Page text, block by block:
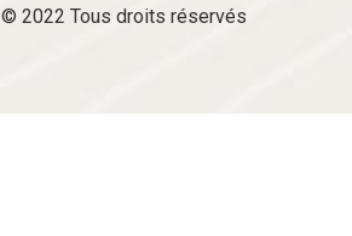
2022 Tous droits réservés